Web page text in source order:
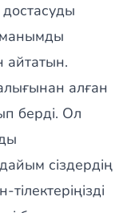
алған
берді. Ол
сіздердің